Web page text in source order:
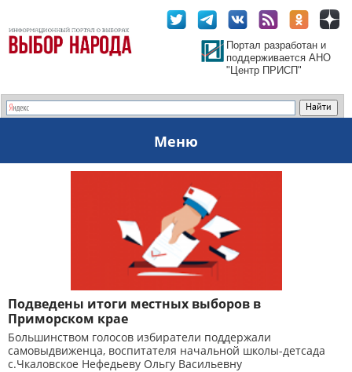
Портал разработан и
поддерживается АНО
"Центр ПРИСП"
Меню
Подведены итоги местных выборов в
Приморском крае
Большинством голосов избиратели поддержали
самовыдвиженца, воспитателя начальной школы-детсада
с.Чкаловское Нефедьеву Ольгу Васильевну